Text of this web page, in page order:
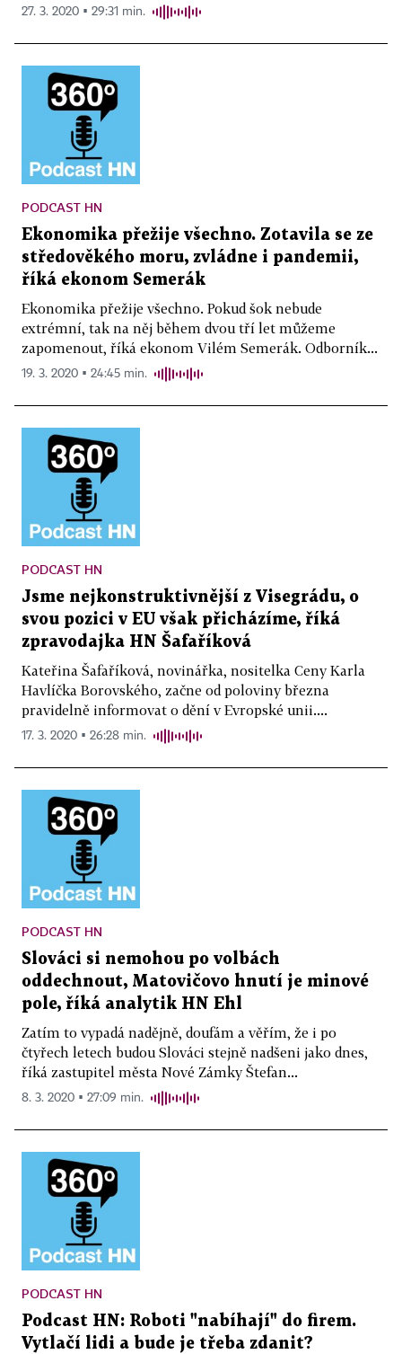
27. 3. 2020 ▪ 29:31 min.
PODCAST HN
Ekonomika přežije všechno. Zotavila se ze
středověkého moru, zvládne i pandemii,
říká ekonom Semerák
Ekonomika přežije všechno. Pokud šok nebude
extrémní, tak na něj během dvou tří let můžeme
zapomenout, říká ekonom Vilém Semerák. Odborník...
19. 3. 2020 ▪ 24:45 min.
PODCAST HN
Jsme nejkonstruktivnější z Visegrádu, o
svou pozici v EU však přicházíme, říká
zpravodajka HN Šafaříková
Kateřina Šafaříková, novinářka, nositelka Ceny Karla
Havlíčka Borovského, začne od poloviny března
pravidelně informovat o dění v Evropské unii....
17. 3. 2020 ▪ 26:28 min.
PODCAST HN
Slováci si nemohou po volbách
oddechnout, Matovičovo hnutí je minové
pole, říká analytik HN Ehl
Zatím to vypadá nadějně, doufám a věřím, že i po
čtyřech letech budou Slováci stejně nadšeni jako dnes,
říká zastupitel města Nové Zámky Štefan...
8. 3. 2020 ▪ 27:09 min.
PODCAST HN
Podcast HN: Roboti "nabíhají" do firem.
Vytlačí lidi a bude je třeba zdanit?